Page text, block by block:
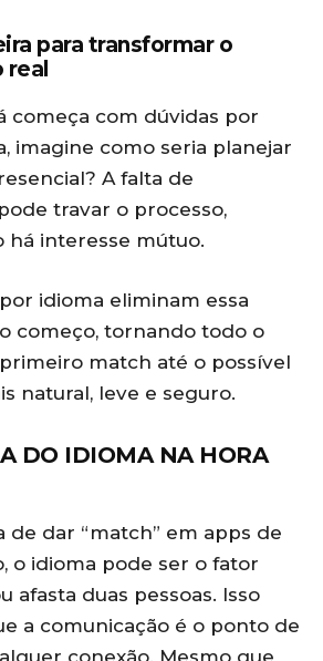
para transformar o
real
começa com dúvidas por
imagine como seria planejar
A falta de
travar o processo,
há interesse mútuo.
idioma eliminam essa
começo, tornando todo o
match até o possível
natural, leve e seguro.
DO IDIOMA NA HORA
de dar “match” em apps de
o idioma pode ser o fator
afasta duas pessoas. Isso
a comunicação é o ponto de
conexão. Mesmo que